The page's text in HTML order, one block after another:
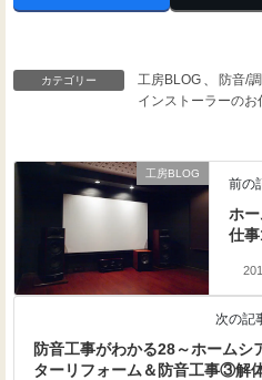
カテゴリー 工房BLOG 、 防音/
インストーラーのお
工房BLOG
前の
ホ
仕
次の記
防音工事がわかる28～ホームシ
ターリフォーム＆防音工事③解